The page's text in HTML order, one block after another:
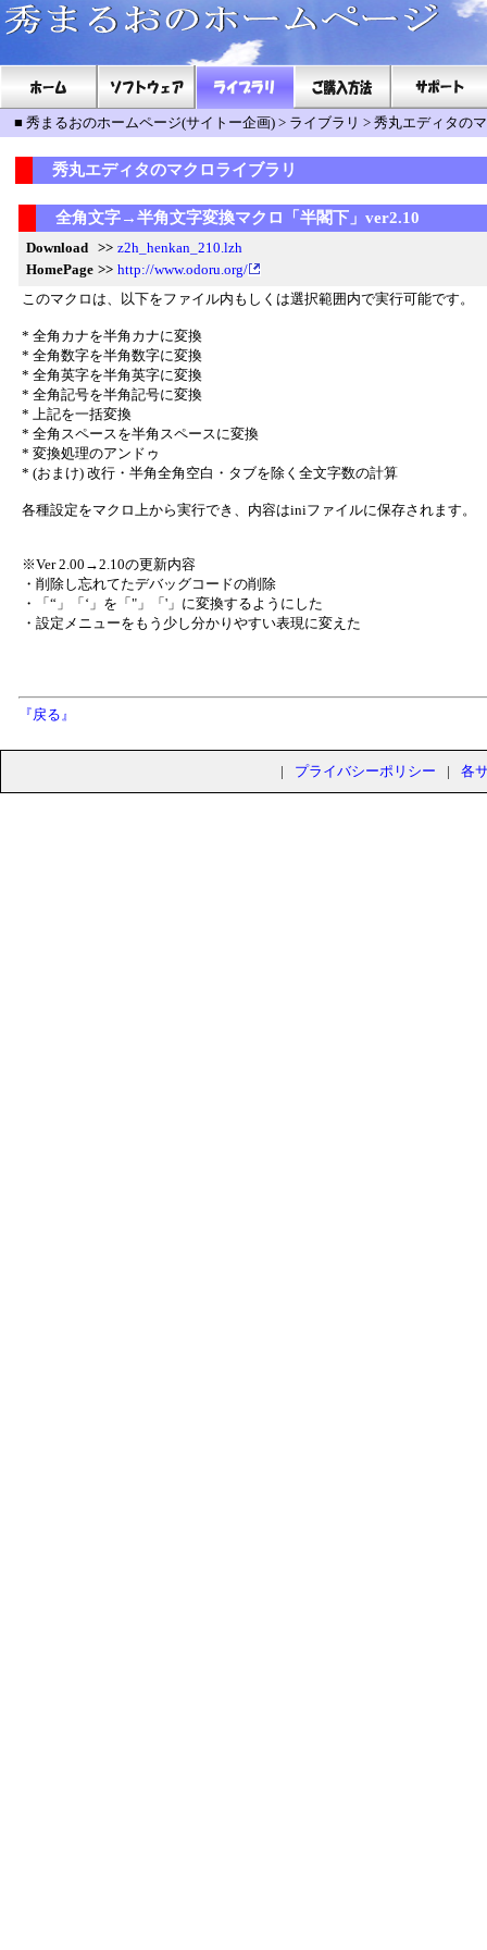
■ 秀まるおのホームページ(サイトー企画) > ライブラリ > 秀丸エディタの
秀丸エディタのマクロライブラリ
全角文字→半角文字変換マクロ「半閣下」ver2.10
Download >> z2h_henkan_210.lzh
HomePage >> http://www.odoru.org/
このマクロは、以下をファイル内もしくは選択範囲内で実行可能です。
* 全角カナを半角カナに変換
* 全角数字を半角数字に変換
* 全角英字を半角英字に変換
* 全角記号を半角記号に変換
* 上記を一括変換
* 全角スペースを半角スペースに変換
* 変換処理のアンドゥ
* (おまけ) 改行・半角全角空白・タブを除く全文字数の計算
各種設定をマクロ上から実行でき、内容はiniファイルに保存されます。
※Ver 2.00→2.10の更新内容
・削除し忘れてたデバッグコードの削除
・「“」「‘」を「"」「'」に変換するようにした
・設定メニューをもう少し分かりやすい表現に変えた
『戻る』
| プライバシーポリシー | 各